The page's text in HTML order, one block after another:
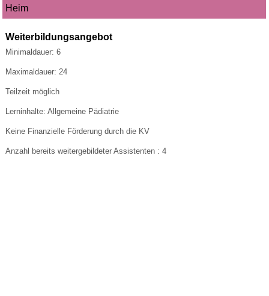
Heim
Weiterbildungsangebot
Minimaldauer: 6
Maximaldauer: 24
Teilzeit möglich
Lerninhalte: Allgemeine Pädiatrie
Keine Finanzielle Förderung durch die KV
Anzahl bereits weitergebildeter Assistenten : 4